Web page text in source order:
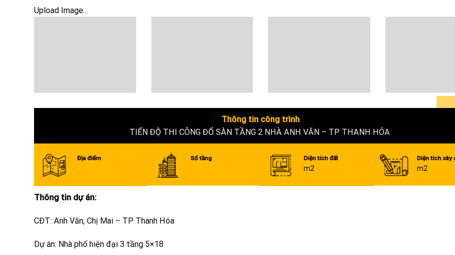
Upload Image...
Thông tin công trình
TIẾN ĐỘ THI CÔNG ĐỔ SÀN TẦNG 2 NHÀ ANH VĂN – TP THANH HÓA
Địa điểm Số tầng Diện tích đất
m2
Diện tích xây
m2
Thông tin dự án:
CĐT: Anh Văn, Chị Mai – TP Thanh Hóa
Dự án: Nhà phố hiện đại 3 tầng 5×18